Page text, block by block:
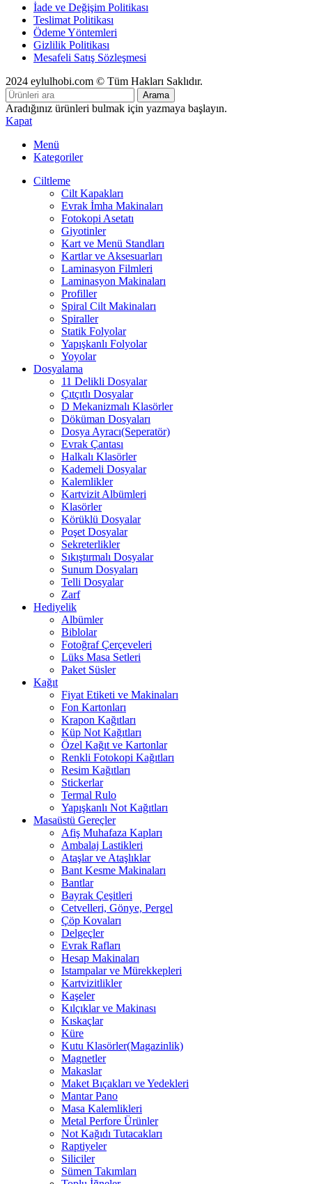
İade ve Değişim Politikası
Teslimat Politikası
Ödeme Yöntemleri
Gizlilik Politikası
Mesafeli Satış Sözleşmesi
2024 eylulhobi.com © Tüm Hakları Saklıdır.
Arama
Aradığınız ürünleri bulmak için yazmaya başlayın.
Kapat
Menü
Kategoriler
Ciltleme
Cilt Kapakları
Evrak İmha Makinaları
Fotokopi Asetatı
Giyotinler
Kart ve Menü Standları
Kartlar ve Aksesuarları
Laminasyon Filmleri
Laminasyon Makinaları
Profiller
Spiral Cilt Makinaları
Spiraller
Statik Folyolar
Yapışkanlı Folyolar
Yoyolar
Dosyalama
11 Delikli Dosyalar
Çıtçıtlı Dosyalar
D Mekanizmalı Klasörler
Döküman Dosyaları
Dosya Ayracı(Seperatör)
Evrak Çantası
Halkalı Klasörler
Kademeli Dosyalar
Kalemlikler
Kartvizit Albümleri
Klasörler
Körüklü Dosyalar
Poşet Dosyalar
Sekreterlikler
Sıkıştırmalı Dosyalar
Sunum Dosyaları
Telli Dosyalar
Zarf
Hediyelik
Albümler
Biblolar
Fotoğraf Çerçeveleri
Lüks Masa Setleri
Paket Süsler
Kağıt
Fiyat Etiketi ve Makinaları
Fon Kartonları
Krapon Kağıtları
Küp Not Kağıtları
Özel Kağıt ve Kartonlar
Renkli Fotokopi Kağıtları
Resim Kağıtları
Stickerlar
Termal Rulo
Yapışkanlı Not Kağıtları
Masaüstü Gereçler
Afiş Muhafaza Kapları
Ambalaj Lastikleri
Ataşlar ve Ataşlıklar
Bant Kesme Makinaları
Bantlar
Bayrak Çeşitleri
Cetvelleri, Gönye, Pergel
Çöp Kovaları
Delgeçler
Evrak Rafları
Hesap Makinaları
Istampalar ve Mürekkepleri
Kartvizitlikler
Kaşeler
Kılçıklar ve Makinası
Kıskaçlar
Küre
Kutu Klasörler(Magazinlik)
Magnetler
Makaslar
Maket Bıçakları ve Yedekleri
Mantar Pano
Masa Kalemlikleri
Metal Perfore Ürünler
Not Kağıdı Tutacakları
Raptiyeler
Siliciler
Sümen Takımları